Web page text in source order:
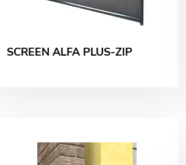
SCREEN ALFA PLUS-ZIP